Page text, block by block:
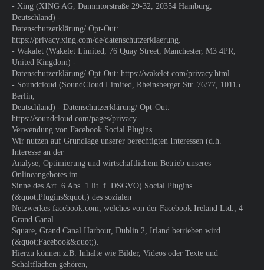
- Xing (XING AG, Dammtorstraße 29-32, 20354 Hamburg,
Deutschland) -
Datenschutzerklärung/ Opt-Out:
https://privacy.xing.com/de/datenschutzerklaerung.
- Wakalet (Wakelet Limited, 76 Quay Street, Manchester, M3 4PR,
United Kingdom) -
Datenschutzerklärung/ Opt-Out: https://wakelet.com/privacy.html.
- Soundcloud (SoundCloud Limited, Rheinsberger Str. 76/77, 10115
Berlin,
Deutschland) - Datenschutzerklärung/ Opt-Out:
https://soundcloud.com/pages/privacy.
Verwendung von Facebook Social Plugins
Wir nutzen auf Grundlage unserer berechtigten Interessen (d.h.
Interesse an der
Analyse, Optimierung und wirtschaftlichem Betrieb unseres
Onlineangebotes im
Sinne des Art. 6 Abs. 1 lit. f. DSGVO) Social Plugins
(&quot;Plugins&quot;) des sozialen
Netzwerkes facebook.com, welches von der Facebook Ireland Ltd., 4
Grand Canal
Square, Grand Canal Harbour, Dublin 2, Irland betrieben wird
(&quot;Facebook&quot;).
Hierzu können z.B. Inhalte wie Bilder, Videos oder Texte und
Schaltflächen gehören,